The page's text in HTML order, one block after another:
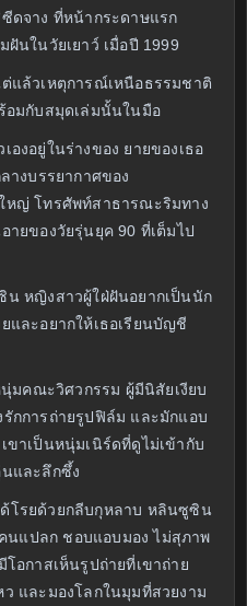
ดจาง ที่หน้ากระดาษแรก
นในวัยเยาว์ เมื่อปี 1999
แล้วเหตุการณ์เหนือธรรมชาติ
อมกับสมุดเล่มนั้นในมือ
งอยู่ในร่างของ ยายของเธอ
างบรรยากาศของ
หญ่ โทรศัพท์สาธารณะริมทาง
ายของวัยรุ่นยุค 90 ที่เต็มไป
หญิงสาวผู้ใฝ่ฝันอยากเป็นนัก
และอยากให้เธอเรียนบัญชี
นุ่มคณะวิศวกรรม ผู้มีนิสัยเงียบ
กการถ่ายรูปฟิล์ม และมักแอบ
ขาเป็นหนุ่มเนิร์ดที่ดูไม่เข้ากับ
และลึกซึ้ง
โรยด้วยกลีบกุหลาบ หลินซูซิน
คนแปลก ชอบแอบมอง ไม่สุภาพ
อกาสเห็นรูปถ่ายที่เขาถ่าย
และมองโลกในมุมที่สวยงาม